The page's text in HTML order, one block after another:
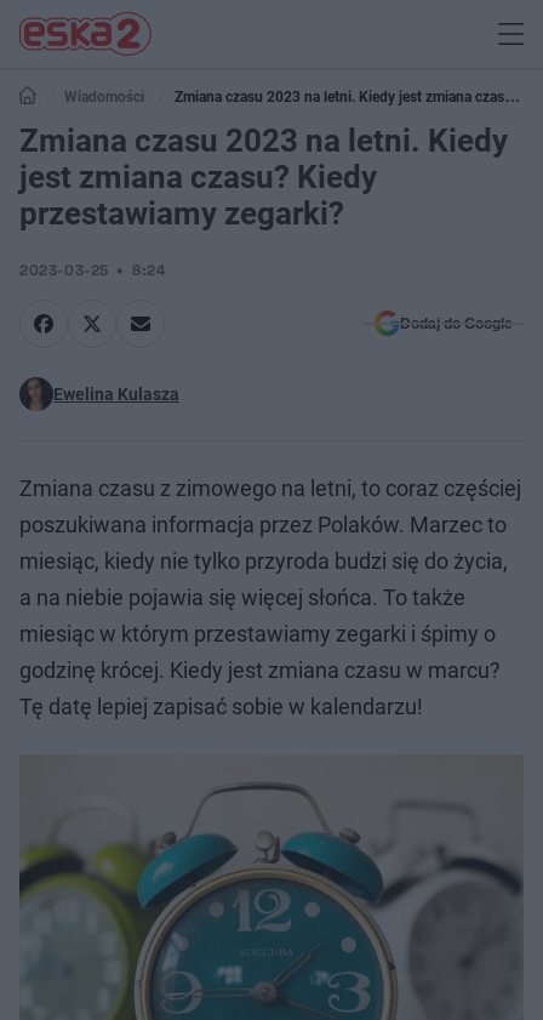
Wiadomości
Zmiana czasu 2023 na letni. Kiedy jest zmiana czasu?
Kiedy przestawiamy zegarki?
Zmiana czasu 2023 na letni. Kiedy
jest zmiana czasu? Kiedy
przestawiamy zegarki?
2023-03-25 8:24
Dodaj do Google
Ewelina Kulasza
Zmiana czasu z zimowego na letni, to coraz częściej
poszukiwana informacja przez Polaków. Marzec to
miesiąc, kiedy nie tylko przyroda budzi się do życia,
a na niebie pojawia się więcej słońca. To także
miesiąc w którym przestawiamy zegarki i śpimy o
godzinę krócej. Kiedy jest zmiana czasu w marcu?
Tę datę lepiej zapisać sobie w kalendarzu!